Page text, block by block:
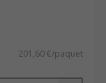
201,60 €/paquet